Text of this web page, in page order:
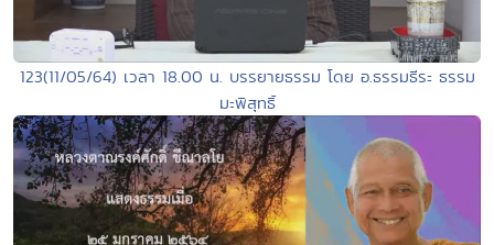
123(11/05/64) เวลา 18.00 น. บรรยายธรรม โดย อ.ธรรมธีระ ธรรม
มะพิสุทธิ์